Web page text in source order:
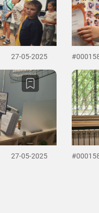
27-05-2025
27-05-2025